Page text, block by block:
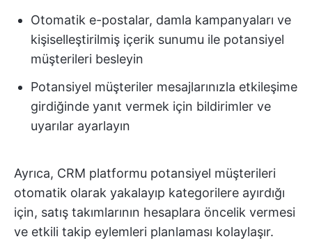
Otomatik e-postalar, damla kampanyaları ve
kişiselleştirilmiş içerik sunumu ile potansiyel
müşterileri besleyin
Potansiyel müşteriler mesajlarınızla etkileşime
girdiğinde yanıt vermek için bildirimler ve
uyarılar ayarlayın
Ayrıca, CRM platformu potansiyel müşterileri
otomatik olarak yakalayıp kategorilere ayırdığı
için, satış takımlarının hesaplara öncelik vermesi
ve etkili takip eylemleri planlaması kolaylaşır.